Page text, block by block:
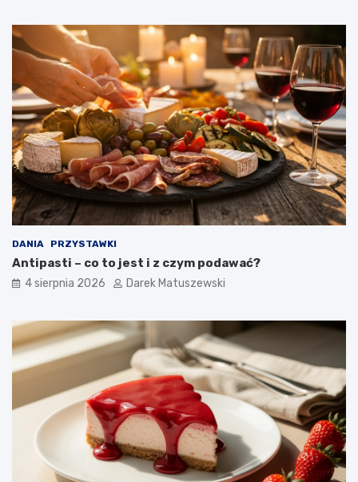
DANIA PRZYSTAWKI
Antipasti – co to jest i z czym podawać?
4 sierpnia 2026 Darek Matuszewski